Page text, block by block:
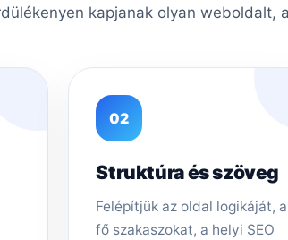
kapjanak olyan weboldalt,
02
Struktúra és szöveg
Felépítjük az oldal logikáját, a
fő szakaszokat, a helyi SEO